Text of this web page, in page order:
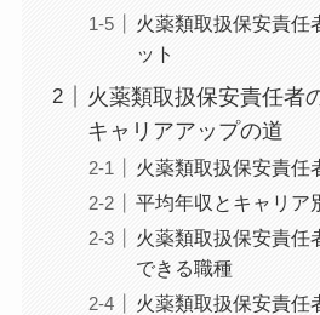
火薬類取扱保安責任
ット
火薬類取扱保安責任者
キャリアアップの道
火薬類取扱保安責任
平均年収とキャリア
火薬類取扱保安責任
できる職種
火薬類取扱保安責任